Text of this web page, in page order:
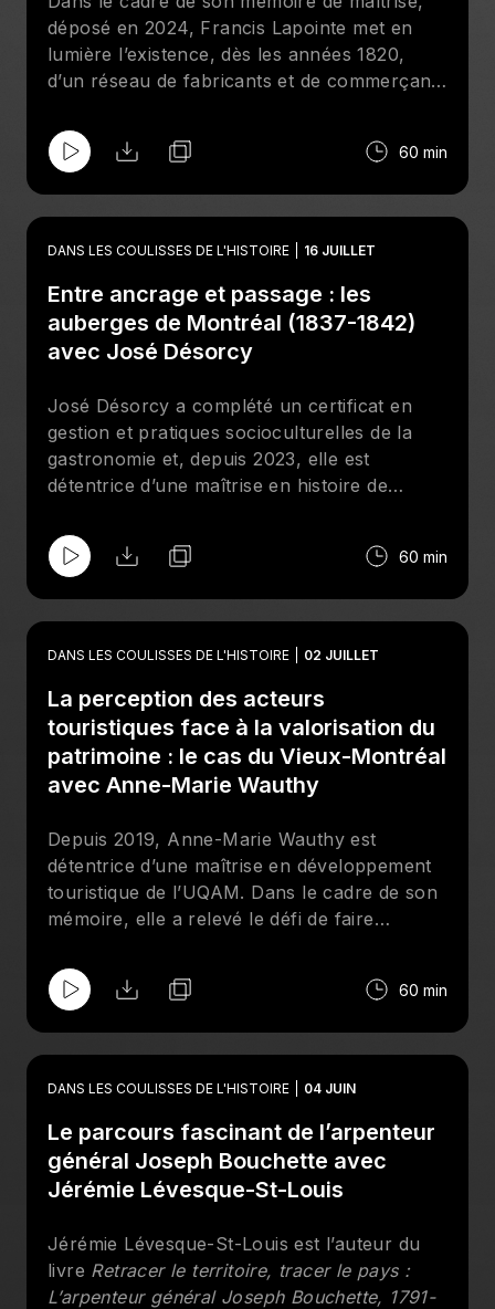
déposé en 2024, Francis Lapointe met en
lumière l’existence, dès les années 1820,
d’un réseau de fabricants et de commerçants
Francis œuvre comme musicien et
gestionnaire dans le commerce et la
depuis plus de vingt ans. Ses travaux dans
les archives historiques et ses nombreuses
pour le monde musical. Par son mémoire, il
offre une nouvelle lecture de l’interprétation
dominante de l’historiographie canadienne
une perspective connectée de l’émergence
du commerce musical à l’échelle
internationale. Mentionnons que Francis est
récipiendaire de nombreuses bourses.
60 min
DANS LES COULISSES DE L'HISTOIRE 16 JUILLET
Entre ancrage et passage : les
auberges de Montréal (1837-1842)
avec José Désorcy
José Désorcy a complété un certificat en
gestion et pratiques socioculturelles de la
gastronomie et, depuis 2023, elle est
détentrice d’une maîtrise en histoire de
brosse un portrait de la distribution des
auberges dans l’espace montréalais entre
prépondérante qu’occupent ces lieux dans la
trame urbaine et dans le quotidien du citoyen
taverne » donne un aperçu de l’importance
de « l’institution » et de ces multiples
fonctions qui tiennent à la fois de l’ancrage
et du passage. José a été directrice
technique durant 20 ans à Radio-Canada.
Dotée d’une solide expérience en
informatique, avec sa recherche, elle lègue
des compilations novatrices sur les auberges
de Montréal au XIX siècle.
60 min
DANS LES COULISSES DE L'HISTOIRE 02 JUILLET
La perception des acteurs
touristiques face à la valorisation du
patrimoine : le cas du Vieux-Montréal
avec Anne-Marie Wauthy
Depuis 2019, Anne-Marie Wauthy est
détentrice d’une maîtrise en développement
touristique de l’UQAM. Dans le cadre de son
mémoire, elle a relevé le défi de faire
est allée à la rencontre de quinze acteurs
touristiques dans le quartier touristique du
perception et leur contribution concernant la
valorisation du patrimoine. Anne-Marie est
patrimoine immobilier chez MRC d’Antoine-
Labelle.
60 min
DANS LES COULISSES DE L'HISTOIRE 04 JUIN
Le parcours fascinant de l’arpenteur
général Joseph Bouchette avec
Jérémie Lévesque-St-Louis
Jérémie Lévesque-St-Louis est l’auteur du
livre Retracer le territoire, tracer le pays :
L’arpenteur général Joseph Bouchette, 1791-